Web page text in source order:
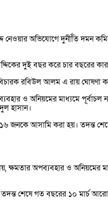
নেওয়ার অভিযোগে দুর্নীতি দমন
দুই বছর করে চার বছরের
রবিউল আলম এ রায় ঘোষণা
ও অনিয়মের মাধ্যমে
হাসান।
জনকে আসামি করা হয়। তদন্ত
অপব্যবহার ও অনিয়মের
শেষে গত বছরের ১০ মার্চ